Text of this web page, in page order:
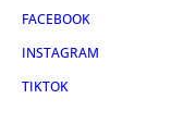
FACEBOOK
INSTAGRAM
TIKTOK